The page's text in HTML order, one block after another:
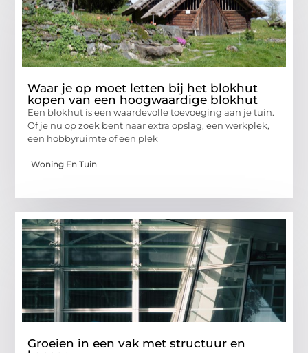
Waar je op moet letten bij het blokhut
kopen van een hoogwaardige blokhut
Een blokhut is een waardevolle toevoeging aan je tuin.
Of je nu op zoek bent naar extra opslag, een werkplek,
een hobbyruimte of een plek
Woning En Tuin
Groeien in een vak met structuur en